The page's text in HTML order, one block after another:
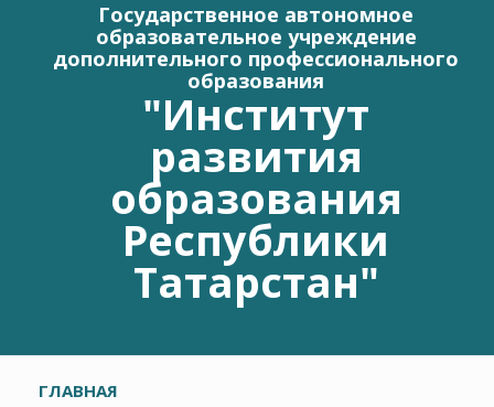
Государственное автономное
образовательное учреждение
дополнительного профессионального
образования
"Институт
развития
образования
Республики
Татарстан"
Главное меню
ГЛАВНАЯ